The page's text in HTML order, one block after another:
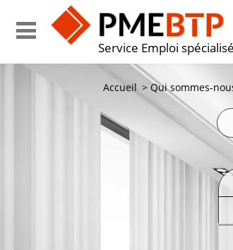
Service Emploi
Accueil > Qui sommes-